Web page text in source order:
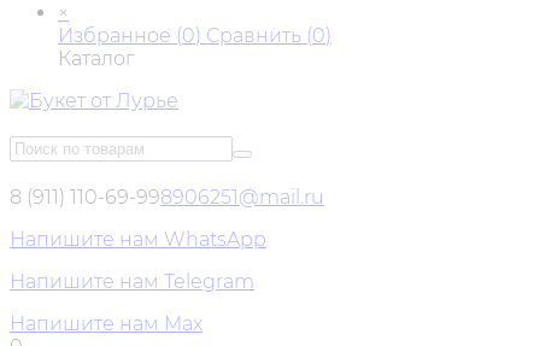
×
Избранное (0) Сравнить (0)
Каталог
8 (911) 110-69-998906251@mail.ru
Напишите нам WhatsApp
Напишите нам Telegram
Напишите нам Max